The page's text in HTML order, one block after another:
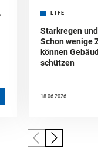
LIFE
Starkregen
Schon wenige
können
schützen
18.06.2026